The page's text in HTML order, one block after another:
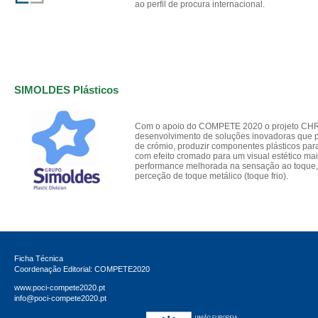
ao perfil de procura internacional.
SIMOLDES Plásticos
Com o apoio do COMPETE 2020 o projeto
desenvolvimento de soluções inovadoras que
de crómio, produzir componentes plásticos
com efeito cromado para um visual estético
performance melhorada na sensação ao
perceção de toque metálico (toque frio).
Ficha Técnica
Coordenação Editorial: COMPETE2020
www.poci-compete2020.pt
info@poci-compete2020.pt